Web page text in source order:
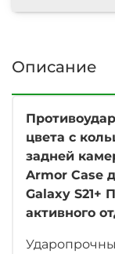
Описание
цвета с
задней
Armor Case
Galaxy S21+
активного